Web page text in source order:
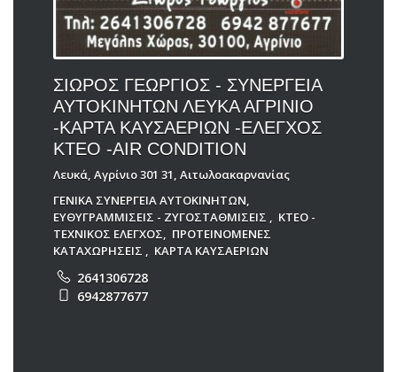
ΣΙΩΡΟΣ ΓΕΩΡΓΙΟΣ - ΣΥΝΕΡΓΕΙΑ
ΑΥΤΟΚΙΝΗΤΩΝ ΛΕΥΚΑ ΑΓΡΙΝΙΟ
-ΚΑΡΤΑ ΚΑΥΣΑΕΡΙΩΝ -ΕΛΕΓΧΟΣ
ΚΤΕΟ -AIR CONDITION
Λευκά, Αγρίνιο 301 31, Αιτωλοακαρνανίας
ΓΕΝΙΚΑ ΣΥΝΕΡΓΕΙΑ ΑΥΤΟΚΙΝΗΤΩΝ,
ΕΥΘΥΓΡΑΜΜΙΣΕΙΣ - ΖΥΓΟΣΤΑΘΜΙΣΕΙΣ , ΚΤΕΟ -
ΤΕΧΝΙΚΟΣ ΕΛΕΓΧΟΣ, ΠΡΟΤΕΙΝΟΜΕΝΕΣ
ΚΑΤΑΧΩΡΗΣΕΙΣ , ΚΑΡΤΑ ΚΑΥΣΑΕΡΙΩΝ
2641306728
6942877677